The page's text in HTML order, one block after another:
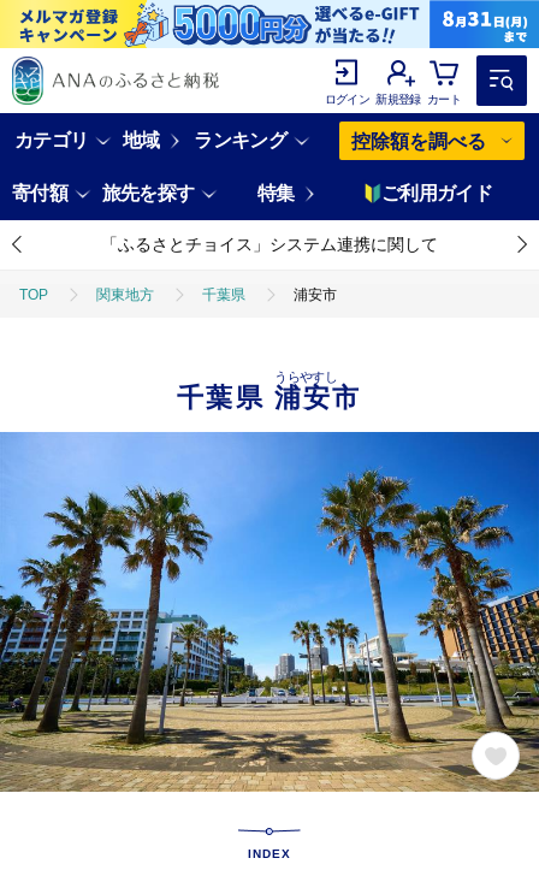
ログイン 新規登録 カート
カテゴリ 地域 ランキング 控除額を調べる
寄付額 旅先を探す 特集 ご利用ガイド
「ふるさとチョイス」システム連携に関して
TOP 関東地方 千葉県 浦安市
千葉県浦安市
うらやすし
INDEX